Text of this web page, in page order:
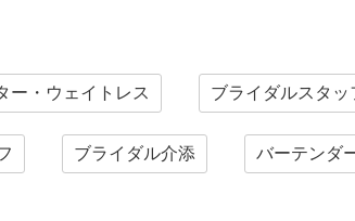
ー・ウェイトレス ブライダルスタッ
ブライダル介添 バーテンダ